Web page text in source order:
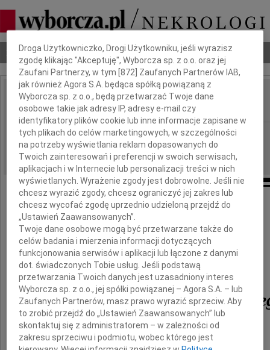
Nekrologi Odeszli Poradnik pogrzebowy
IMIĘ I NAZWISKO: Bohdan Glinski
REGION: Warszawa
DATA EMISJI: 19.08.2009
Z głębokim żalem przyjęliśmy wiadomość
o śmierci naszego Kuzyna
prof. Bohdana
Dbamy o Twoją prywatność
Droga Użytkowniczko, Drogi Użytkowniku, jeśli wyrazisz
zgodę klikając "Akceptuję", Wyborcza sp. z o.o. oraz jej
Zaufani Partnerzy, w tym [872 ] Zaufanych Partnerów IAB,
jak również Agora S.A. będąca spółką powiązaną z
Wyborcza sp. z o.o., będą przetwarzać Twoje dane
osobowe takie jak adresy IP, adresy e-mail czy
identyfikatory plików cookie lub inne informacje zapisane w
tych plikach do celów marketingowych, w szczególności
na potrzeby wyświetlania reklam dopasowanych do
Twoich zainteresowań i preferencji w swoich serwisach,
aplikacjach i w Internecie lub personalizacji treści w nich
wyświetlanych. Wyrażenie zgody jest dobrowolne. Jeśli nie
chcesz wyrazić zgody, chcesz ograniczyć jej zakres lub
chcesz wycofać zgodę uprzednio udzieloną przejdź do
„Ustawień Zaawansowanych”.
Twoje dane osobowe mogą być przetwarzane także do
celów badania i mierzenia informacji dotyczących
funkcjonowania serwisów i aplikacji lub łączone z danymi
dot. świadczonych Tobie usług. Jeśli podstawą
przetwarzania Twoich danych jest uzasadniony interes
Wyborcza sp. z o.o., jej spółki powiązanej – Agora S.A. – lub
Zaufanych Partnerów, masz prawo wyrazić sprzeciw. Aby
to zrobić przejdź do „Ustawień Zaawansowanych” lub
skontaktuj się z administratorem – w zależności od
zakresu sprzeciwu i podmiotu, wobec którego jest